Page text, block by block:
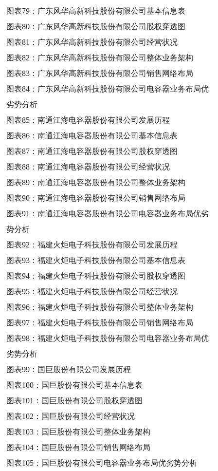
图表79： 广东风华高新科技股份有限公司基本信息表
图表80： 广东风华高新科技股份有限公司股权穿透图
图表81： 广东风华高新科技股份有限公司经营状况
图表82： 广东风华高新科技股份有限公司整体业务架构
图表83： 广东风华高新科技股份有限公司销售网络布局
图表84： 广东风华高新科技股份有限公司电容器业务布局优
劣势分析
图表85：南通江海电容器股份有限公司发展历程
图表86：南通江海电容器股份有限公司基本信息表
图表87：南通江海电容器股份有限公司股权穿透图
图表88：南通江海电容器股份有限公司经营状况
图表89：南通江海电容器股份有限公司整体业务架构
图表90：南通江海电容器股份有限公司销售网络布局
图表91：南通江海电容器股份有限公司电容器业务布局优劣
势分析
图表92：福建火炬电子科技股份有限公司发展历程
图表93：福建火炬电子科技股份有限公司基本信息表
图表94：福建火炬电子科技股份有限公司股权穿透图
图表95：福建火炬电子科技股份有限公司经营状况
图表96：福建火炬电子科技股份有限公司整体业务架构
图表97：福建火炬电子科技股份有限公司销售网络布局
图表98：福建火炬电子科技股份有限公司电容器业务布局优
劣势分析
图表99： 国巨股份有限公司发展历程
图表100： 国巨股份有限公司基本信息表
图表101： 国巨股份有限公司股权穿透图
图表102： 国巨股份有限公司经营状况
图表103： 国巨股份有限公司整体业务架构
图表104： 国巨股份有限公司销售网络布局
图表105： 国巨股份有限公司电容器业务布局优劣势分析